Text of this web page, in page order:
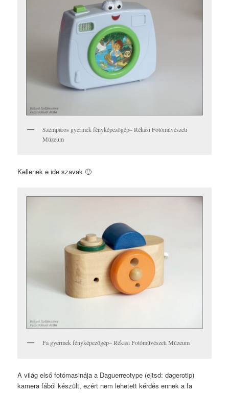
Szempáros gyermek fényképezőgép– Rékasi Fotóművészeti
Múzeum
Kellenek e ide szavak 🙂
Fa gyermek fényképezőgép– Rékasi Fotóművészeti Múzeum
A világ első fotómasinája a Daguerreotype (ejtsd: dagerotip)
kamera fából készült, ezért nem lehetett kérdés ennek a fa